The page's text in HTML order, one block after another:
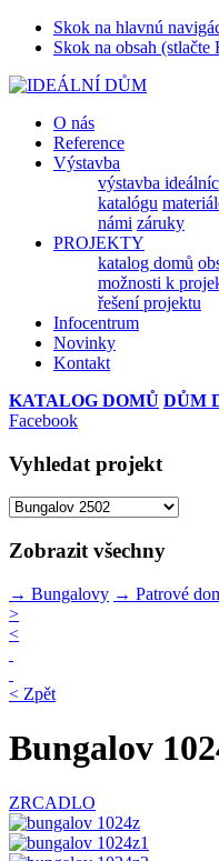
Skok na hlavnú
Skok na obsah (stlačte
O nás
Reference
Výstavba
výstavba
katalógu
námi záruky
PROJEKTY
katalog domů
možnosti k
řešení projektu
Infocentrum
Novinky
Kontakt
KATALOG DOMŮ DŮM
Facebook
Vyhledat projekt
Zobrazit všechny
→ Bungalovy → Patrové
>
<
< Zpět
Bungalov
ZRCADLO